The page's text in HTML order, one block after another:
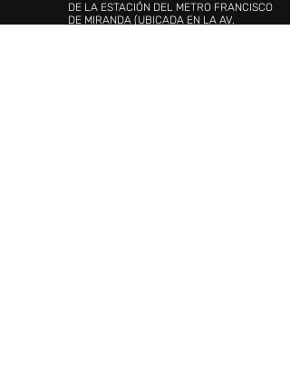
DE LA ESTACIÓN DEL METRO FRANCISCO
DE MIRANDA (UBICADA EN LA AV.